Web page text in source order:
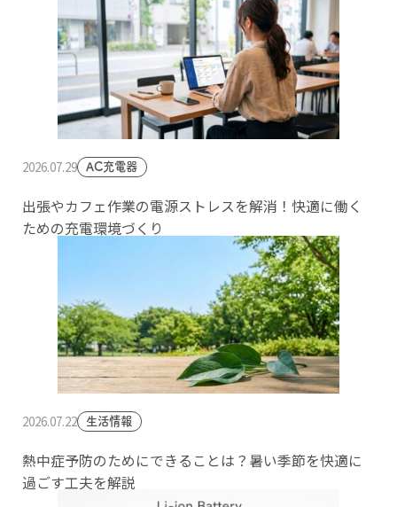
2026.07.29 AC充電器
出張やカフェ作業の電源ストレスを解消！快適に働く
ための充電環境づくり
2026.07.22 生活情報
熱中症予防のためにできることは？暑い季節を快適に
過ごす工夫を解説